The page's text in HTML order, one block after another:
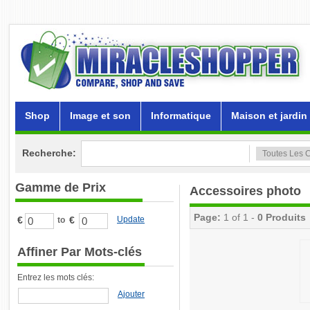
Shop Image et son Informatique Maison et jardin
Recherche:
Gamme de Prix
€ to € Update
Affiner Par Mots-clés
Entrez les mots clés:
Ajouter
Accessoires photo
Page: 1 of 1 - 0 Produits